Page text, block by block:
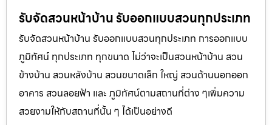
รับจัดสวนหน้าบ้าน รับออกแบบสวนทุกประเภท
รับจัดสวนหน้าบ้าน รับออกแบบสวนทุกประเภท การออกแบบ
ภูมิทัศน์ ทุกประเภท ทุกขนาด ไม่ว่าจะเป็นสวนหน้าบ้าน สวน
ข้างบ้าน สวนหลังบ้าน สวนขนาดเล็ก ใหญ่ สวนด้านนอกออก
อาคาร สวนลอยฟ้า และ ภูมิทัศน์ตามสถานที่ต่าง ๆเพิ่มความ
สวยงามให้กับสถานที่นั้น ๆ ได้เป็นอย่างดี